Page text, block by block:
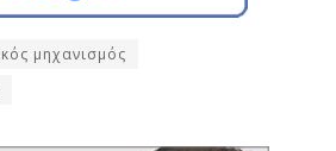
μηχανισμός